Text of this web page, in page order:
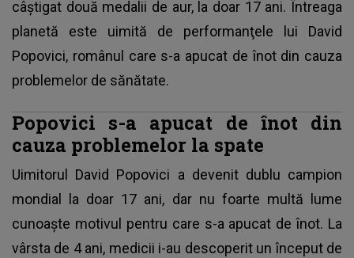
câştigat două medalii de aur, la doar 17 ani. Întreaga
planetă este uimită de performanţele lui David
Popovici, românul care s-a apucat de înot din cauza
problemelor de sănătate.
Popovici s-a apucat de înot din
cauza problemelor la spate
Uimitorul David Popovici a devenit dublu campion
mondial la doar 17 ani, dar nu foarte multă lume
cunoaşte motivul pentru care s-a apucat de înot. La
vârsta de 4 ani, medicii i-au descoperit un început de